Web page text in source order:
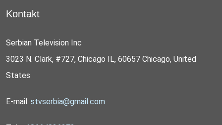
Kontakt
Serbian Television Inc
3023 N. Clark, #727, Chicago IL, 60657 Chicago, United
States
E-mail: stvserbia@gmail.com